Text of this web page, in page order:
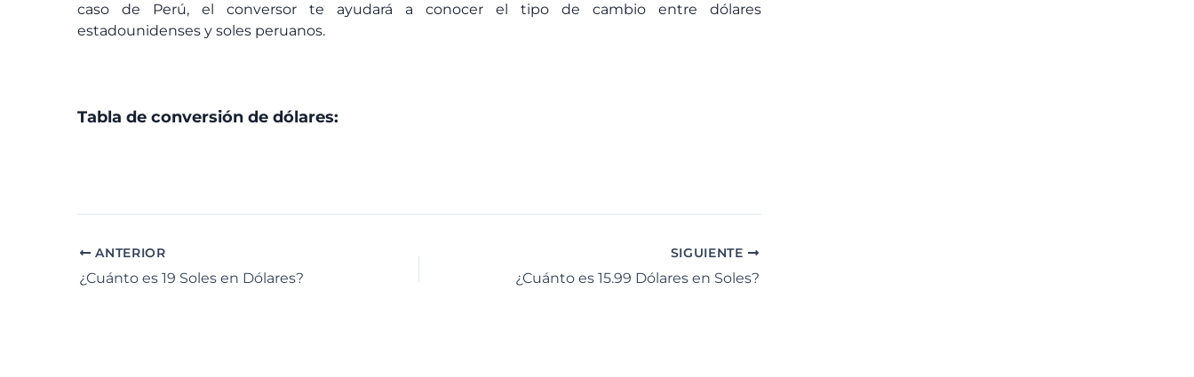
caso de Perú, el conversor te ayudará a conocer el tipo de cambio entre dólares
estadounidenses y soles peruanos.
Tabla de conversión de dólares:
ANTERIOR
¿Cuánto es 19 Soles en Dólares?
SIGUIENTE
¿Cuánto es 15.99 Dólares en Soles?